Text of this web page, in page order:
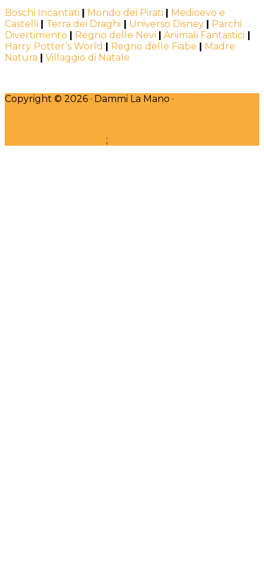
Boschi Incantati | Mondo dei Pirati | Medioevo e
Castelli | Terra dei Draghi | Universo Disney | Parchi
Divertimento | Regno delle Nevi | Animali Fantastici |
Harry Potter’s World | Regno delle Fiabe | Madre
Natura | Villaggio di Natale
Copyright © 2026 · Dammi La Mano ·
;